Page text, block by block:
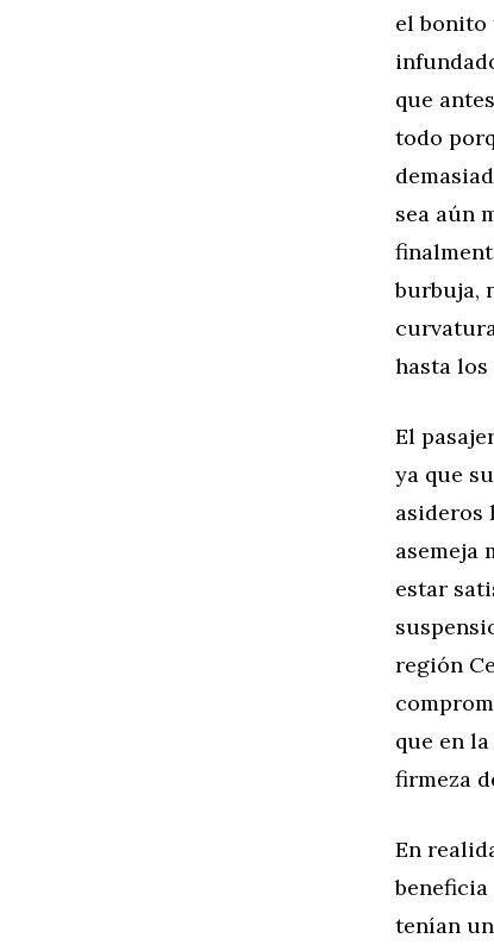
el bonito
que
todo
sea aún
burbuja,
hasta
El
ya que
asideros
asemeja
estar
región
que en
firmeza
En
beneficia
tenían